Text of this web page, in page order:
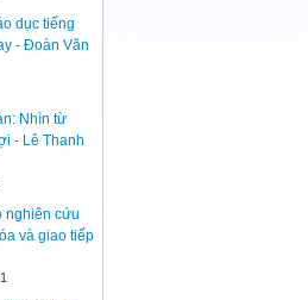
dục tiếng
- Đoàn Văn
Nhìn từ
- Lê Thanh
nghiên cứu
và giao tiếp